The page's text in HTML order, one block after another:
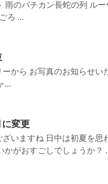
雨のバチカン長蛇の列 ル
ろ ...
から お写真のお知らせい
...
変更
いますね 日中は初夏を思
かがおすごしでしょうか？